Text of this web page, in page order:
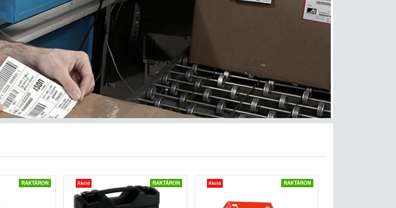
RAKTÁRON Akció RAKTÁRON Akció RAKTÁRON